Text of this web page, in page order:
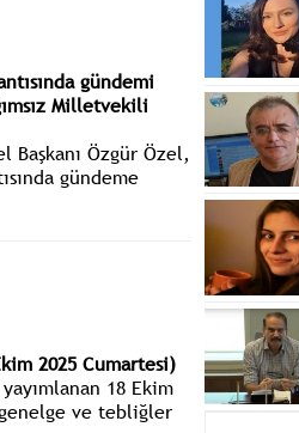
gündemi
Milletvekili
Başkanı Özgür Özel,
gündeme
2025 Cumartesi)
18 Ekim
ve tebliğler